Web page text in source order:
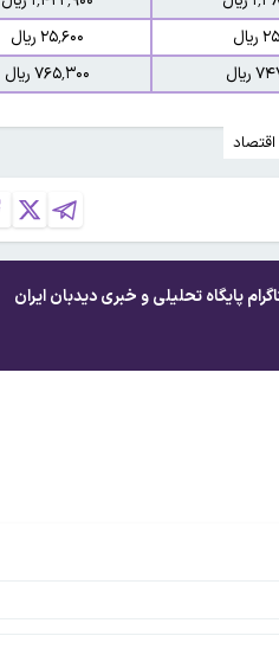
۲۵٬۶۰۰ ریال
ریال ۷۶۵٬۳۰۰ ریال
پایگاه تحلیلی و خبریدیدبان ایران